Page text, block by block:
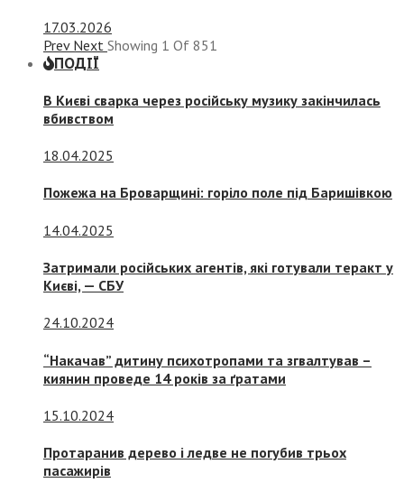
17.03.2026
Prev Next Showing 1 Of 851
ПОДІЇ
В Києві сварка через російську музику закінчилась
вбивством
18.04.2025
Пожежа на Броварщині: горіло поле під Баришівкою
14.04.2025
Затримали російських агентів, які готували теракт у
Києві, — СБУ
24.10.2024
“Накачав” дитину психотропами та згвалтував –
киянин проведе 14 років за ґратами
15.10.2024
Протаранив дерево і ледве не погубив трьох
пасажирів